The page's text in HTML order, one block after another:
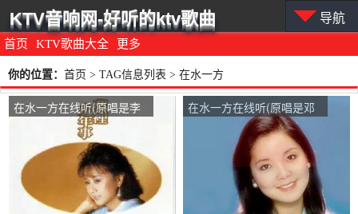
首页 KTV歌曲大全 更多
KTV音响网-好听的ktv歌曲 导航
你的位置： 首页 > TAG信息列表 > 在水一方
在水一方在线听(原唱是李
碧华)，沉默演唱点播:61次
在水一方在线听(原唱是邓
丽君)，平安演唱点播:107